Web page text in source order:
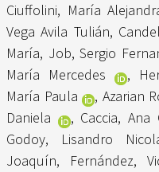
Ciuffolini, María
Vega Avila Tulián,
María, Job, Sergio
María Mercedes
,
María Paula
, Azarian
Daniela
, Caccia, Ana
Godoy, Lisandro
Joaquín, Fernández,